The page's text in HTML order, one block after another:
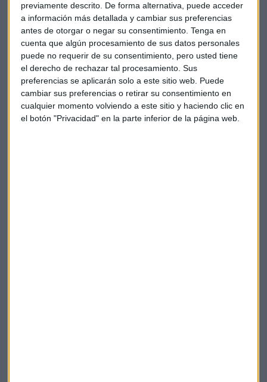
previamente descrito. De forma alternativa, puede acceder
a información más detallada y cambiar sus preferencias
antes de otorgar o negar su consentimiento. Tenga en
cuenta que algún procesamiento de sus datos personales
puede no requerir de su consentimiento, pero usted tiene
el derecho de rechazar tal procesamiento. Sus
preferencias se aplicarán solo a este sitio web. Puede
cambiar sus preferencias o retirar su consentimiento en
cualquier momento volviendo a este sitio y haciendo clic en
el botón "Privacidad" en la parte inferior de la página web.